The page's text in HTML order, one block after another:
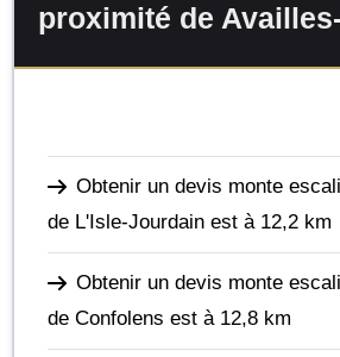
proximité de
Obtenir un devis monte
de L'Isle-Jourdain est à 12,2 km
Obtenir un devis monte
de Confolens est à 12,8 km